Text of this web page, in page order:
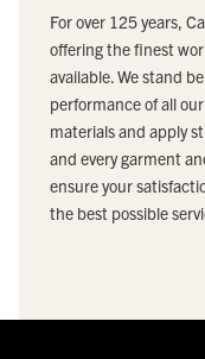
For over 125 years,
offering the finest
available. We stand
performance of all
materials and apply
and every garment
ensure your
the best possible